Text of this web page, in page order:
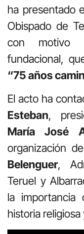
ha presentado
Obispado de
con motivo
fundacional,
“75 años
El acto ha
Esteban,
María José
organización
Belenguer,
Teruel y
la importancia
historia